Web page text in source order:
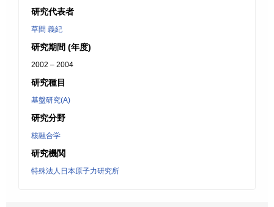
研究代表者
草間 義紀
研究期間 (年度)
2002 – 2004
研究種目
基盤研究(A)
研究分野
核融合学
研究機関
特殊法人日本原子力研究所